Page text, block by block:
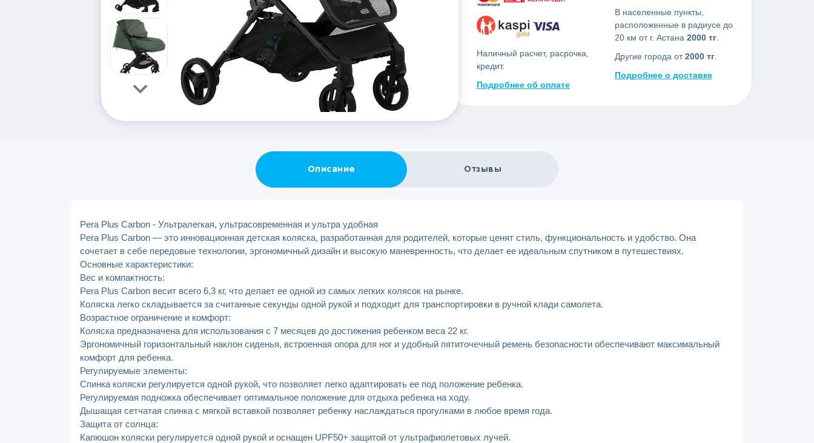
Наличный расчет, расрочка,
кредит.
Подробнее об оплате
В населенные пункты,
расположенные в радиусе до
20 км от г. Астана 2000 тг.
Другие города от2000 тг.
Подробнее о доставке
Описание Отзывы
Pera Plus Carbon - Ультралегкая, ультрасовременная и ультра удобная
Pera Plus Carbon — это инновационная детская коляска, разработанная для родителей, которые ценят стиль, функциональность и удобство. Она
сочетает в себе передовые технологии, эргономичный дизайн и высокую маневренность, что делает ее идеальным спутником в путешествиях.
Основные характеристики:
Вес и компактность:
Pera Plus Carbon весит всего 6,3 кг, что делает ее одной из самых легких колясок на рынке.
Коляска легко складывается за считанные секунды одной рукой и подходит для транспортировки в ручной клади самолета.
Возрастное ограничение и комфорт:
Коляска предназначена для использования с 7 месяцев до достижения ребенком веса 22 кг.
Эргономичный горизонтальный наклон сиденья, встроенная опора для ног и удобный пятиточечный ремень безопасности обеспечивают максимальный
комфорт для ребенка.
Регулируемые элементы:
Спинка коляски регулируется одной рукой, что позволяет легко адаптировать ее под положение ребенка.
Регулируемая подножка обеспечивает оптимальное положение для отдыха ребенка на ходу.
Дышащая сетчатая спинка с мягкой вставкой позволяет ребенку наслаждаться прогулками в любое время года.
Защита от солнца:
Капюшон коляски регулируется одной рукой и оснащен UPF50+ защитой от ультрафиолетовых лучей.